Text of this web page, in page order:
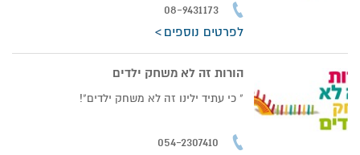
08-9431173
לפרטים נוספים
הורות זה לא משחק ילדים
" כי עתיד ילינו זה לא משחק ילדים"!
054-2307410